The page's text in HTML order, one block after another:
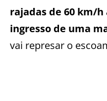
rajadas de 60 km/
ingresso de uma
vai represar o